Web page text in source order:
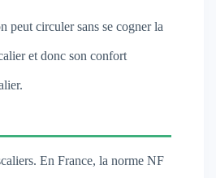
peut circuler sans se cogner la
et donc son confort
En France, la norme NF